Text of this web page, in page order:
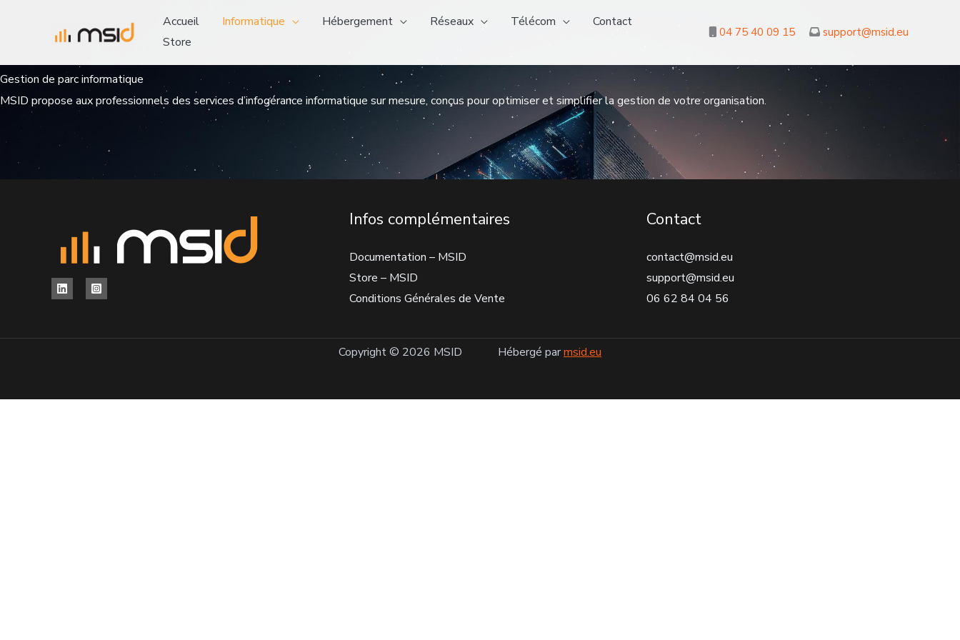
Accueil Informatique Hébergement Réseaux Télécom
Contact
Store
04 75 40 09 15 support@msid.eu
Gestion de parc informatique
MSID propose aux professionnels des services d’infogérance informatique sur mesure, conçus pour optimiser et simplifier la gestion de votre organisation.
Infos complémentaires
Documentation – MSID
Store – MSID
Conditions Générales de Vente
Contact
contact@msid.eu
support@msid.eu
06 62 84 04 56
Copyright © 2026 MSID Hébergé parmsid.eu